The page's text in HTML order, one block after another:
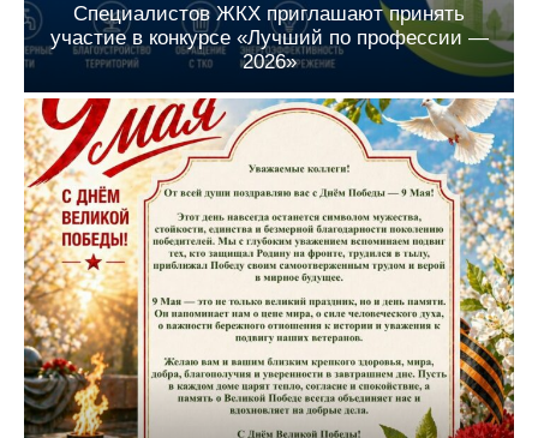
Специалистов ЖКХ приглашают принять
участие в конкурсе «Лучший по профессии —
2026»